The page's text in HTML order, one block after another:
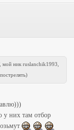
мой ник ruslanchik1993,
у них там отбор